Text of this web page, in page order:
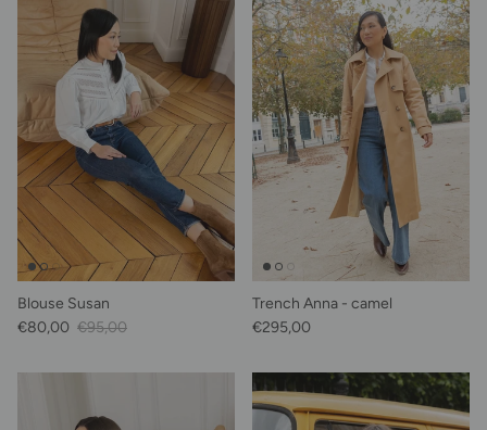
Blouse Susan
Prix soldé
€80,00 Prix habituel
€95,00
Trench Anna - camel
Prix habituel
€295,00